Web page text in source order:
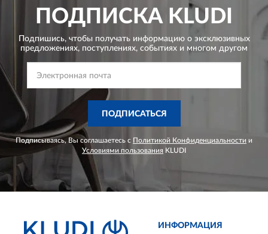
ПОДПИСКАKLUDI
Подпишись, чтобы получать информацию о эксклюзивных
предложениях, поступлениях, событиях и многом другом
ПОДПИСАТЬСЯ
Подписываясь, Вы соглашаетесь с Политикой Конфиденциальности и
Условиями пользования KLUDI
ИНФОРМАЦИЯ